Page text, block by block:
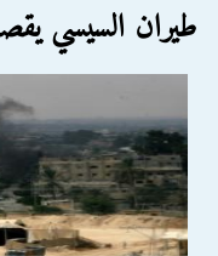
طيران السيسي